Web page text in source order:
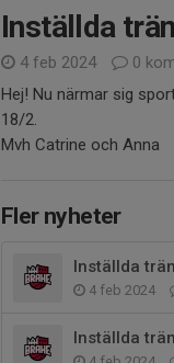
Inställda
4 feb 2024
0
Hej! Nu närmar sig
18/2.
Mvh Catrine och Anna
Fler nyheter
Inställda
4 feb 2024
Inställda